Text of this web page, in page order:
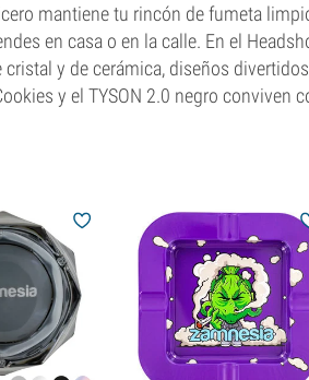
mantiene tu rincón de fumeta
en casa o en la calle. En el
cristal y de cerámica, diseños
y el TYSON 2.0 negro